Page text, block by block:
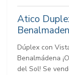
Atico
Dúplex con
Benalmádena
del Sol! Se